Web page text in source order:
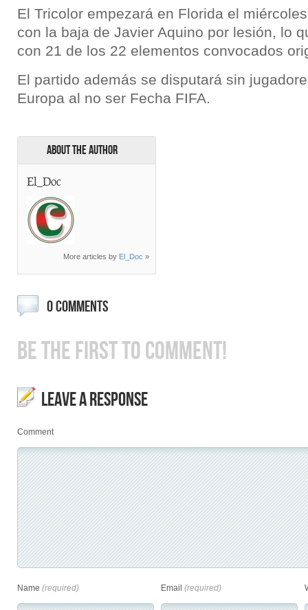
El Tricolor empezará en Florida el
con la baja de Javier Aquino por lesión, lo
con 21 de los 22 elementos convocados
El partido además se disputará sin
Europa al no ser Fecha FIFA.
About the Author
El_Doc
More articles by El_Doc »
0 COMMENTS
BE THE FIRST TO COMMENT!
LEAVE A RESPONSE
Comment
Name (required) Email (required)